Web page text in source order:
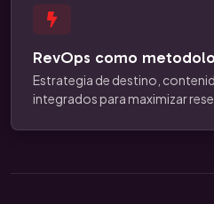
RevOps como
Estrategia de destino,
integrados para maximizar